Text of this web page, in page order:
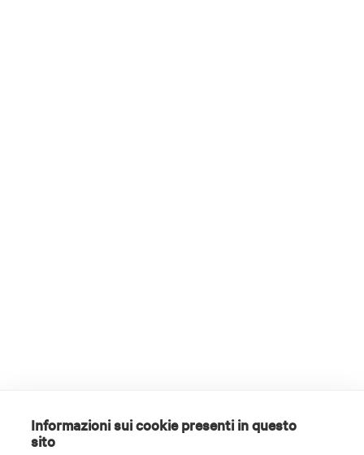
Informazioni sui cookie presenti in questo
sito